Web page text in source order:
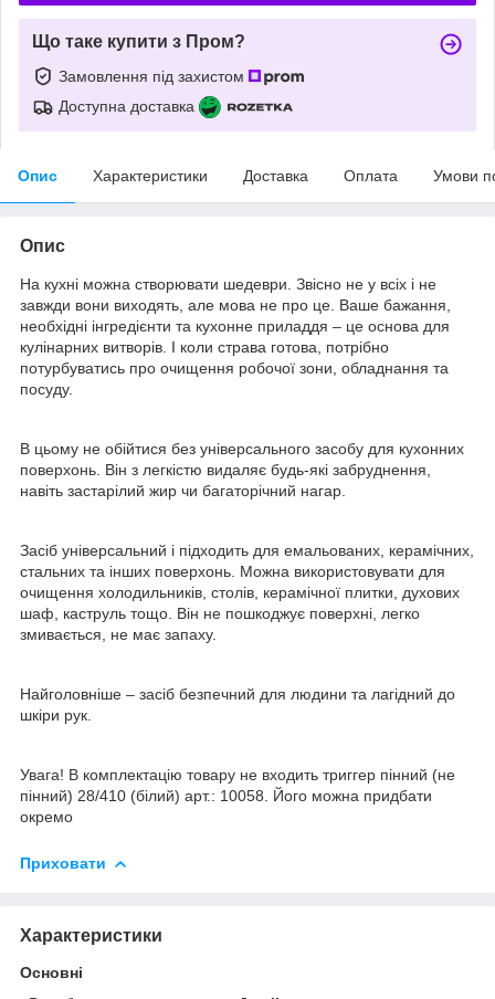
Що таке купити з Пром?
Замовлення під захистом
Доступна доставка
Опис Характеристики Доставка Оплата Умови
Опис
На кухні можна створювати шедеври. Звісно не у всіх і не
завжди вони виходять, але мова не про це. Ваше бажання,
необхідні інгредієнти та кухонне приладдя – це основа для
кулінарних витворів. І коли страва готова, потрібно
потурбуватись про очищення робочої зони, обладнання та
посуду.
В цьому не обійтися без універсального засобу для кухонних
поверхонь. Він з легкістю видаляє будь-які забруднення,
навіть застарілий жир чи багаторічний нагар.
Засіб універсальний і підходить для емальованих, керамічних,
стальних та інших поверхонь. Можна використовувати для
очищення холодильників, столів, керамічної плитки, духових
шаф, каструль тощо. Він не пошкоджує поверхні, легко
змивається, не має запаху.
Найголовніше – засіб безпечний для людини та лагідний до
шкіри рук.
Увага! В комплектацію товару не входить триггер пінний (не
пінний) 28/410 (білий) арт.: 10058. Його можна придбати
окремо
Приховати
Характеристики
Основні